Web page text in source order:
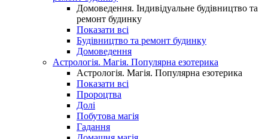
Домоведення. Індивідуальне будівництво та
ремонт будинку
Показати всі
Будівництво та ремонт будинку
Домоведення
Астрологія. Магія. Популярна езотерика
Астрологія. Магія. Популярна езотерика
Показати всі
Пророцтва
Долі
Побутова магія
Гадання